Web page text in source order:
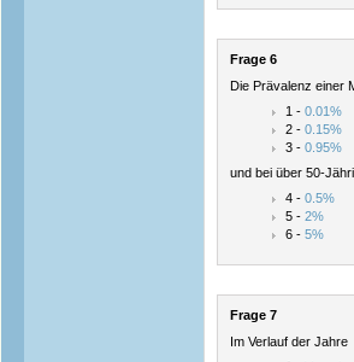
Frage 6
Die Prävalenz einer
1 - 0.01%
2 - 0.15%
3 - 0.95%
und bei über 50-
4 - 0.5%
5 - 2%
6 - 5%
Frage 7
Im Verlauf der Jahre